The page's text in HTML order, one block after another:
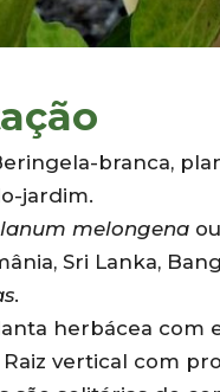
branca,
jardim.
melongena
Sri Lanka,
.
herbácea com
Raiz vertical com